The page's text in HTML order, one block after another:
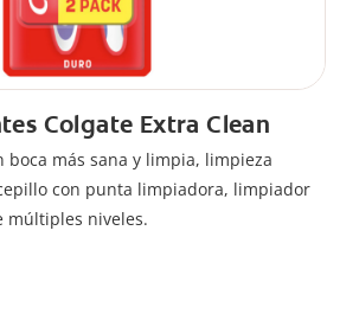
Colgate Extra Clean
boca más sana y limpia, limpieza
con punta limpiadora, limpiador
múltiples niveles.